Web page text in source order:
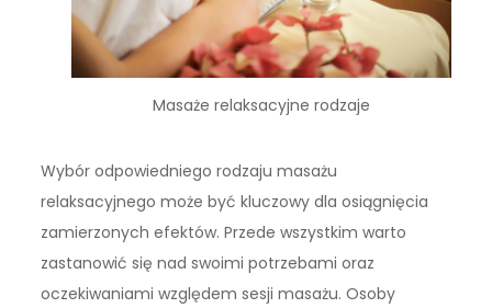
Masaże relaksacyjne rodzaje
Wybór odpowiedniego rodzaju masażu
relaksacyjnego może być kluczowy dla osiągnięcia
zamierzonych efektów. Przede wszystkim warto
zastanowić się nad swoimi potrzebami oraz
oczekiwaniami względem sesji masażu. Osoby